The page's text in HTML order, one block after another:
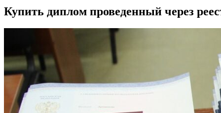
Купить диплом проведенный через